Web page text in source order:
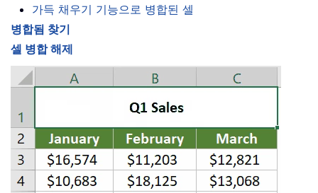
가득 채우기 기능으로 병합된 셀
병합됨 찾기
셀 병합 해제